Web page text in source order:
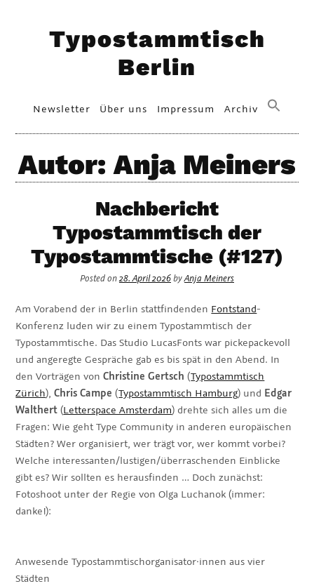
Typostammtisch
Berlin
Primary
Menu
Newsletter Über uns Impressum Archiv
Autor:Anja Meiners
Nachbericht
Typostammtisch der
Typostammtische (#127)
Posted on28. April 2026byAnja Meiners
Am Vorabend der in Berlin stattfindenden Fontstand-
Konferenz luden wir zu einem Typostammtisch der
Typostammtische. Das Studio LucasFonts war pickepackevoll
und angeregte Gespräche gab es bis spät in den Abend. In
den Vorträgen vonChristine Gertsch (Typostammtisch
Zürich),Chris Campe (Typostammtisch Hamburg) und Edgar
Walthert (Letterspace Amsterdam) drehte sich alles um die
Fragen: Wie geht Type Community in anderen europäischen
Städten? Wer organisiert, wer trägt vor, wer kommt vorbei?
Welche interessanten/lustigen/überraschenden Einblicke
gibt es? Wir sollten es herausfinden … Doch zunächst:
Fotoshoot unter der Regie von Olga Luchanok (immer:
danke!):
Anwesende Typostammtischorganisator·innen aus vier
Städten